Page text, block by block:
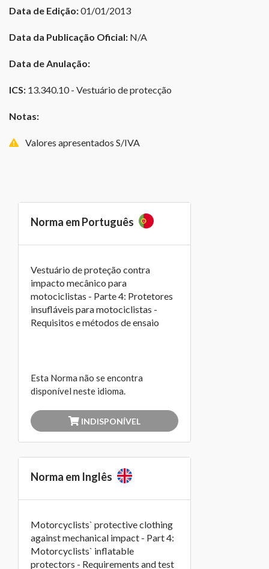
Data de Edição:01/01/2013
Data da Publicação Oficial: N/A
Data de Anulação:
ICS: 13.340.10 - Vestuário de protecção
Notas:
Valores apresentados S/IVA
Norma em Português
Vestuário de proteção contra
impacto mecânico para
motociclistas - Parte 4: Protetores
insufláveis para motociclistas -
Requisitos e métodos de ensaio
Esta Norma não se encontra
disponível neste idioma.
INDISPONÍVEL
Norma em Inglês
Motorcyclists` protective clothing
against mechanical impact - Part 4:
Motorcyclists` inflatable
protectors - Requirements and test